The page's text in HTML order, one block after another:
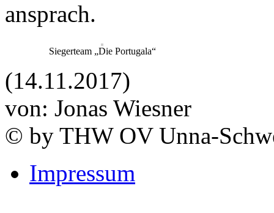
ansprach.
Siegerteam „Die Portugala“
(14.11.2017)
von: Jonas Wiesner
© by THW OV Unna-
Impressum